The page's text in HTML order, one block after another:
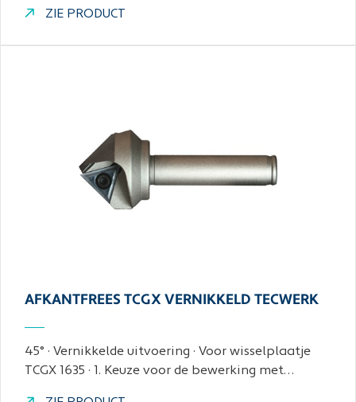
ZIE PRODUCT
AFKANTFREES TCGX VERNIKKELD TECWERK
45° · Vernikkelde uitvoering · Voor wisselplaatje
TCGX 1635 · 1. Keuze voor de bewerking met…